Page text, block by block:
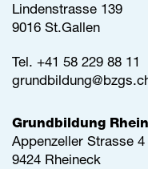
Lindenstrasse 139
9016 St.Gallen
Tel. +41 58 229 88 11
grundbildung@
Grundbildung
Appenzeller Strasse 4
9424 Rheineck